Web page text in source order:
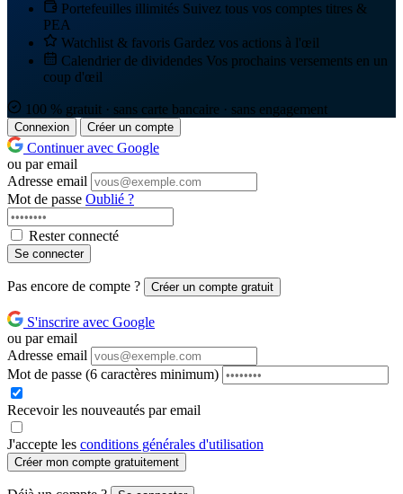
Portefeuilles illimités Suivez tous vos comptes titres &
PEA
Watchlist & favoris Gardez vos actions à l'œil
Calendrier de dividendes Vos prochains versements en un
coup d'œil
100 % gratuit · sans carte bancaire · sans engagement
Connexion Créer un compte
Continuer avec Google
ou par email
Adresse email
Mot de passe Oublié ?
Rester connecté
Se connecter
Pas encore de compte ? Créer un compte gratuit
S'inscrire avec Google
ou par email
Adresse email
Mot de passe (6 caractères minimum)
Recevoir les nouveautés par email
J'accepte les conditions générales d'utilisation
Créer mon compte gratuitement